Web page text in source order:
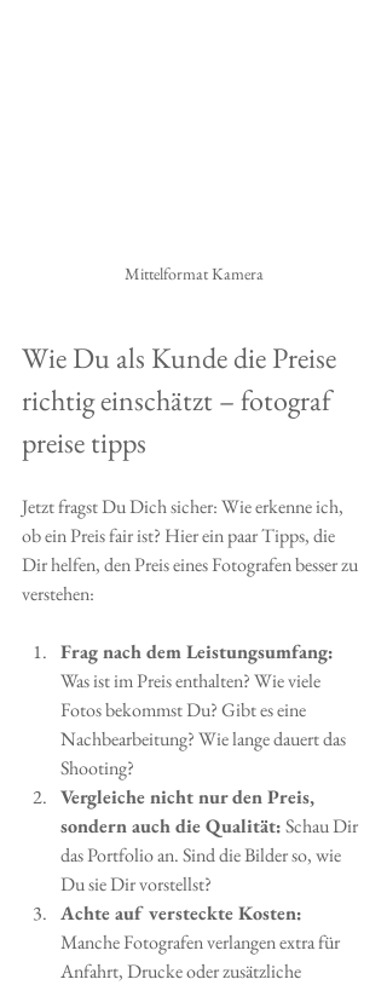
Mittelformat Kamera
Wie Du als Kunde die Preise
richtig einschätzt – fotograf
preise tipps
Jetzt fragst Du Dich sicher: Wie erkenne ich,
ob ein Preis fair ist? Hier ein paar Tipps, die
Dir helfen, den Preis eines Fotografen besser zu
verstehen:
Frag nach dem Leistungsumfang:
Was ist im Preis enthalten? Wie viele
Fotos bekommst Du? Gibt es eine
Nachbearbeitung? Wie lange dauert das
Shooting?
Vergleiche nicht nur den Preis,
sondern auch die Qualität: Schau Dir
das Portfolio an. Sind die Bilder so, wie
Du sie Dir vorstellst?
Achte auf versteckte Kosten:
Manche Fotografen verlangen extra für
Anfahrt, Drucke oder zusätzliche